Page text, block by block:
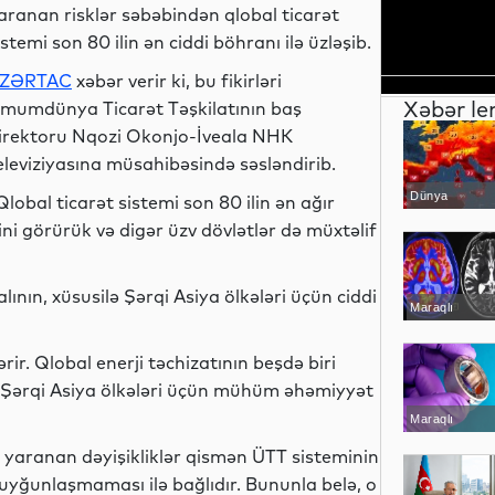
risklər səbəbindən qlobal ticarət
son 80 ilin ən ciddi böhranı ilə üzləşib.
xəbər verir ki, bu fikirləri
Ticarət Təşkilatının baş
Nqozi Okonjo-İveala NHK
müsahibəsində səsləndirib.
ticarət sistemi son 80 ilin ən ağır
görürük və digər üzv dövlətlər də müxtəlif
xüsusilə Şərqi Asiya ölkələri üçün ciddi
Qlobal enerji təchizatının beşdə biri
Asiya ölkələri üçün mühüm əhəmiyyət
dəyişikliklər qismən ÜTT sisteminin
ilə bağlıdır. Bununla belə, o
Xəbər
Dünya
Maraqlı
Maraqlı